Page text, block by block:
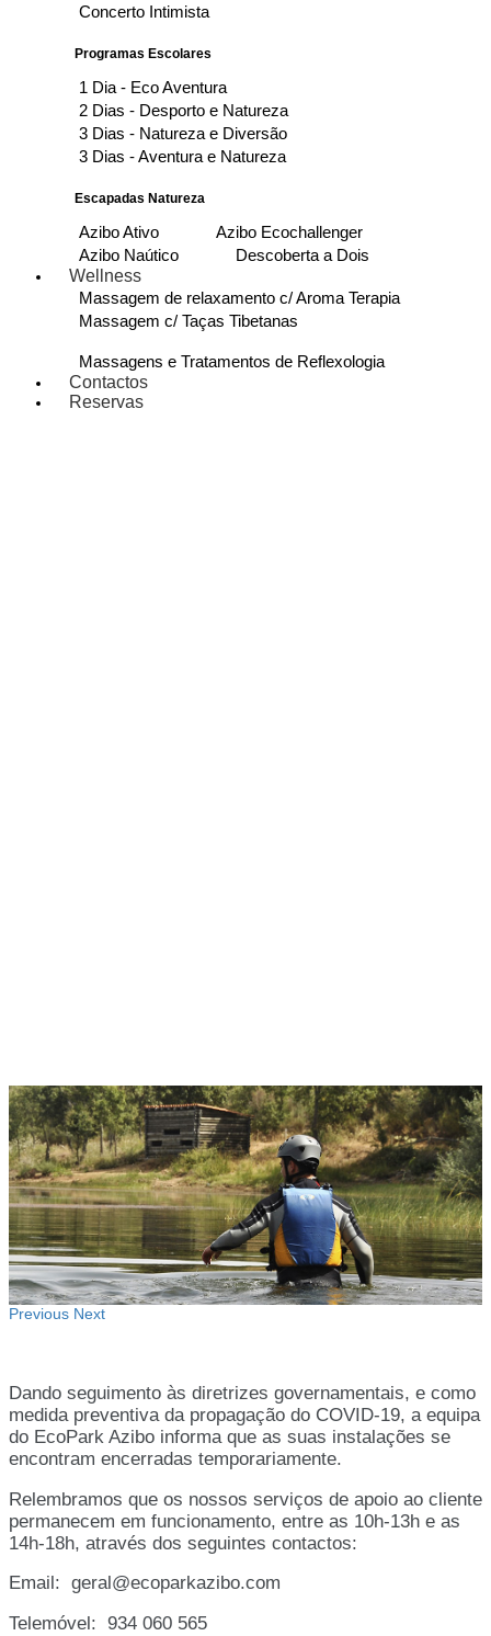
Concerto Intimista
Programas Escolares
1 Dia - Eco Aventura
2 Dias - Desporto e Natureza
3 Dias - Natureza e Diversão
3 Dias - Aventura e Natureza
Escapadas Natureza
Azibo Ativo
Azibo Ecochallenger
Azibo Naútico
Descoberta a Dois
Wellness
Massagem de relaxamento c/ Aroma Terapia
Massagem c/ Taças Tibetanas
Massagens e Tratamentos de Reflexologia
Contactos
Reservas
Previous Next
Dando seguimento às diretrizes governamentais, e como
medida preventiva da propagação do COVID-19, a equipa
do EcoPark Azibo informa que as suas instalações se
encontram encerradas temporariamente.
Relembramos que os nossos serviços de apoio ao cliente
permanecem em funcionamento, entre as 10h-13h e as
14h-18h, através dos seguintes contactos:
Email: geral@ecoparkazibo.com
Telemóvel: 934 060 565